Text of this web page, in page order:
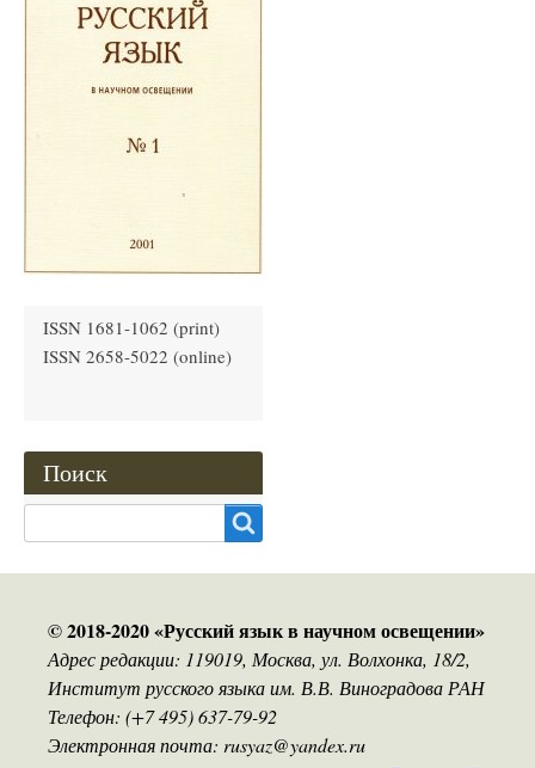
ISSN 1681-1062 (print)
ISSN 2658-5022 (online)
Поиск
© 2018-2020 «Русский язык в научном освещении»
Адрес редакции: 119019, Москва, ул. Волхонка, 18/2,
Институт русского языка им. В.В. Виноградова РАН
Телефон: (+7 495) 637-79-92
Электронная почта: rusyaz@yandex.ru